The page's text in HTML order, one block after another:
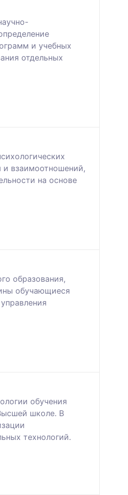
и учебных
отдельных
и взаимоотношений,
на основе
образования,
обучающиеся
обучения
школе. В
технологий.